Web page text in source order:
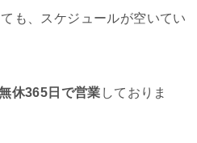
も、スケジュールが空いてい
休365日で営業 しておりま